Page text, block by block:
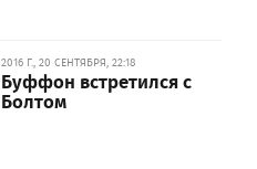
2016 Г., 20 СЕНТЯБРЯ, 22:18
Буффон встретился с
Болтом